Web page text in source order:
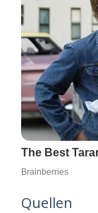
Quellen